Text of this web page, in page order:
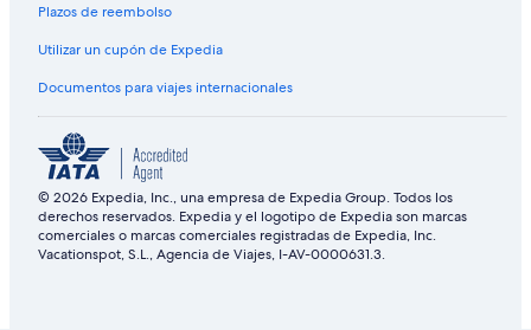
Plazos de reembolso
Utilizar un cupón de Expedia
Documentos para viajes internacionales
© 2026 Expedia, Inc., una empresa de Expedia Group. Todos los
derechos reservados. Expedia y el logotipo de Expedia son marcas
comerciales o marcas comerciales registradas de Expedia, Inc.
Vacationspot, S.L., Agencia de Viajes, I-AV-0000631.3.